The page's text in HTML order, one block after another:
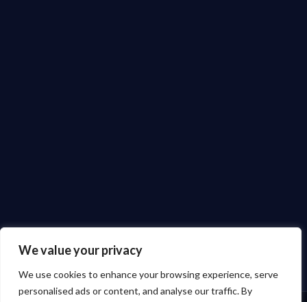
We value your privacy
We use cookies to enhance your browsing experience, serve
personalised ads or content, and analyse our traffic. By